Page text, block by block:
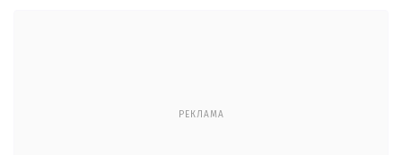
РЕКЛАМА